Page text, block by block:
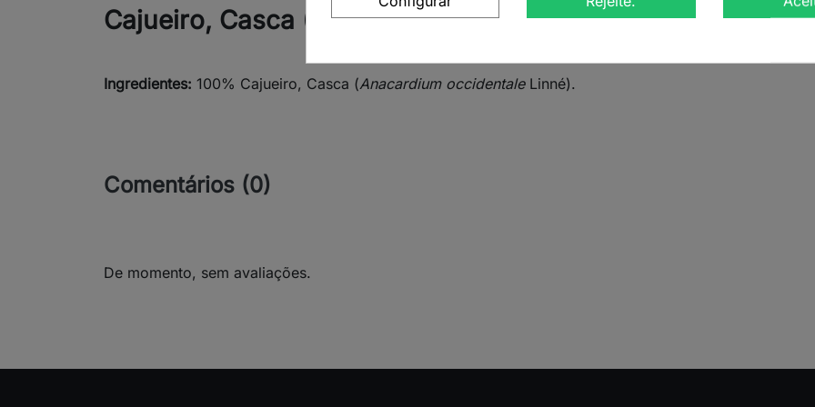
Cajueiro, Casca (Anacardium occidentale Linné)
Ingredientes: 100% Cajueiro, Casca (Anacardium occidentaleLinné).
Comentários (0)
De momento, sem avaliações.